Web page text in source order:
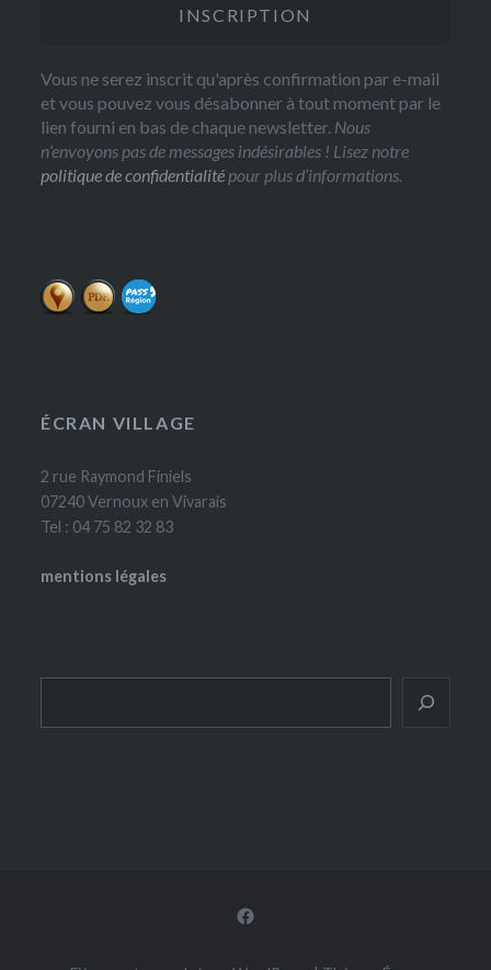
Vous ne serez inscrit qu'après confirmation par e-mail
et vous pouvez vous désabonner à tout moment par le
lien fourni en bas de chaque newsletter. Nous
n’envoyons pas de messages indésirables ! Lisez notre
politique de confidentialité pour plus d’informations.
ÉCRAN VILLAGE
2 rue Raymond Finiels
07240 Vernoux en Vivarais
Tel : 04 75 82 32 83
mentions légales
Facebook